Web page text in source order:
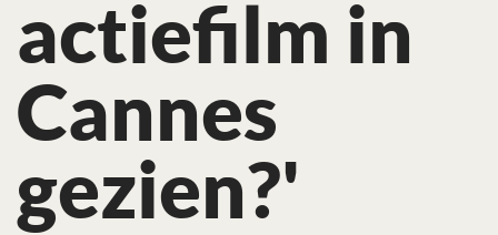
actiefilm in
Cannes
gezien?'